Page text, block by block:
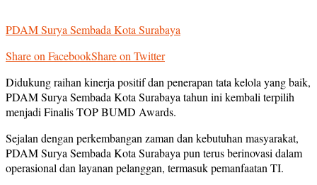
PDAM Surya Sembada Kota Surabaya
Share on FacebookShare on Twitter
Didukung raihan kinerja positif dan penerapan tata kelola yang baik,
PDAM Surya Sembada Kota Surabaya tahun ini kembali terpilih
menjadi Finalis TOP BUMD Awards.
Sejalan dengan perkembangan zaman dan kebutuhan masyarakat,
PDAM Surya Sembada Kota Surabaya pun terus berinovasi dalam
operasional dan layanan pelanggan, termasuk pemanfaatan TI.